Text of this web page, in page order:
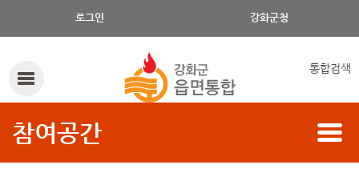
로그인 강화군청
통합검색
참여공간